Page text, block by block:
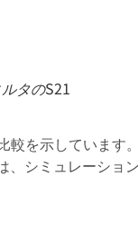
タのS21
較を示しています
、シミュレーショ